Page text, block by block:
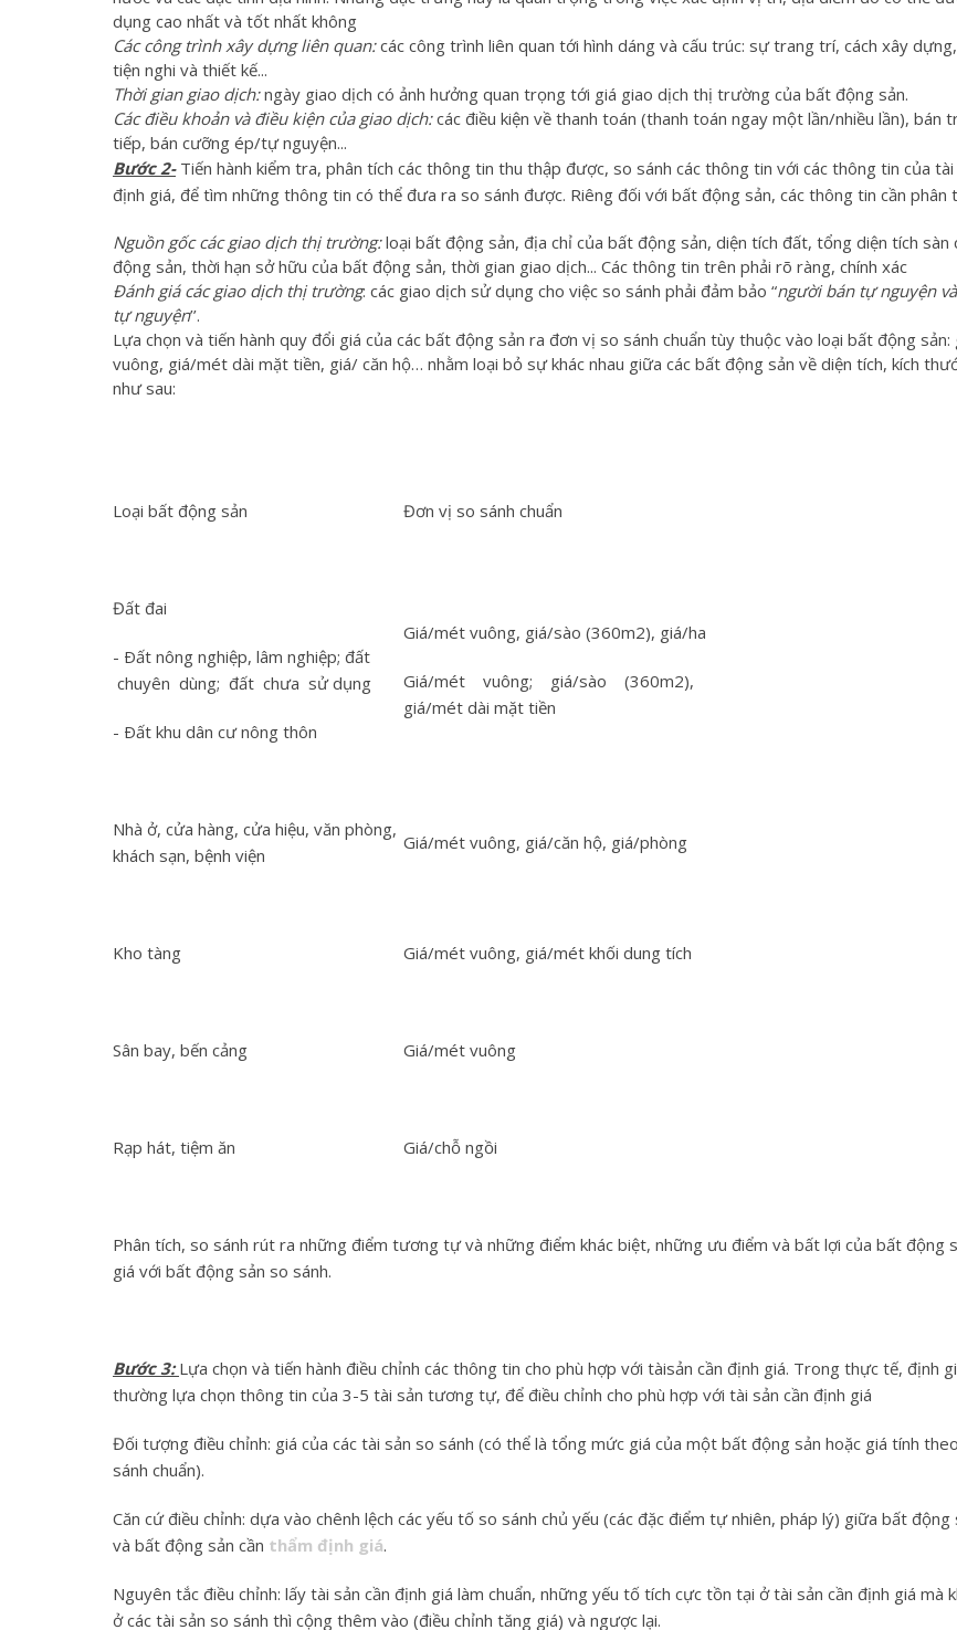
dụng cao nhất và tốt nhất không
Các công trình xây dựng liên quan:các công trình liên quan tới hình dáng và cấu trúc: sự trang trí, cách xây
tiện nghi và thiết kế...
Thời gian giao dịch:ngày giao dịch có ảnh hưởng quan trọng tới giá giao dịch thị trường của bất động sản.
Các điều khoản và điều kiện của giao dịch:các điều kiện về thanh toán (thanh toán ngay một lần/nhiều lần), bán
tiếp, bán cưỡng ép/tự nguyện...
Bước 2- Tiến hành kiểm tra, phân tích các thông tin thu thập được, so sánh các thông tin với các thông tin của tài
định giá, để tìm những thông tin có thể đưa ra so sánh được. Riêng đối với bất động sản, các thông tin cần phân
Nguồn gốc các giao dịch thị trường:loại bất động sản, địa chỉ của bất động sản, diện tích đất, tổng diện tích sàn
động sản, thời hạn sở hữu của bất động sản, thời gian giao dịch... Các thông tin trên phải rõ ràng, chính xác
Đánh giá các giao dịch thị trường: các giao dịch sử dụng cho việc so sánh phải đảm bảo “người bán tự nguyện
tự nguyện’’.
Lựa chọn và tiến hành quy đổi giá của các bất động sản ra đơn vị so sánh chuẩn tùy thuộc vào loại bất động
vuông, giá/mét dài mặt tiền, giá/ căn hộ… nhằm loại bỏ sự khác nhau giữa các bất động sản về diện tích, kích
như sau:
Loại bất động sản Đơn vị so sánh chuẩn
Đất đai
- Ðất nông nghiệp, lâm nghiệp; đất
chuyên dùng; đất chưa sử dụng
- Ðất khu dân cư nông thôn
Giá/mét vuông, giá/sào (360m2), giá/ha
Giá/mét vuông; giá/sào (360m2),
giá/mét dài mặt tiền
Nhà ở, cửa hàng, cửa hiệu, văn phòng,
khách sạn, bệnh viện
Giá/mét vuông, giá/căn hộ, giá/phòng
Kho tàng Giá/mét vuông, giá/mét khối dung tích
Sân bay, bến cảng Giá/mét vuông
Rạp hát, tiệm ăn Giá/chỗ ngồi
Phân tích, so sánh rút ra những điểm tương tự và những điểm khác biệt, những ưu điểm và bất lợi của bất động
giá với bất động sản so sánh.
Bước 3: Lựa chọn và tiến hành điều chỉnh các thông tin cho phù hợp với tàisản cần định giá. Trong thực tế, định
thường lựa chọn thông tin của 3-5 tài sản tương tự, để điều chỉnh cho phù hợp với tài sản cần định giá
Đối tượng điều chỉnh: giá của các tài sản so sánh (có thể là tổng mức giá của một bất động sản hoặc giá tính
sánh chuẩn).
Căn cứ điều chỉnh: dựa vào chênh lệch các yếu tố so sánh chủ yếu (các đặc điểm tự nhiên, pháp lý) giữa bất động
và bất động sản cần thẩm định giá.
Nguyên tắc điều chỉnh: lấy tài sản cần định giá làm chuẩn, những yếu tố tích cực tồn tại ở tài sản cần định giá mà
ở các tài sản so sánh thì cộng thêm vào (điều chỉnh tăng giá) và ngược lại.